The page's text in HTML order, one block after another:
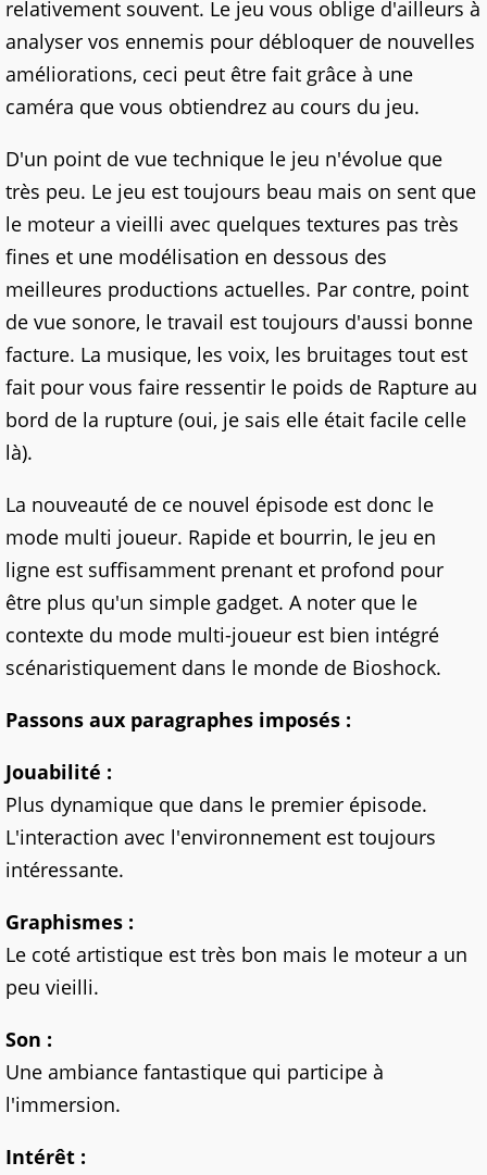
relativement souvent. Le jeu vous oblige d'ailleurs à
analyser vos ennemis pour débloquer de nouvelles
améliorations, ceci peut être fait grâce à une
caméra que vous obtiendrez au cours du jeu.
D'un point de vue technique le jeu n'évolue que
très peu. Le jeu est toujours beau mais on sent que
le moteur a vieilli avec quelques textures pas très
fines et une modélisation en dessous des
meilleures productions actuelles. Par contre, point
de vue sonore, le travail est toujours d'aussi bonne
facture. La musique, les voix, les bruitages tout est
fait pour vous faire ressentir le poids de Rapture au
bord de la rupture (oui, je sais elle était facile celle
là).
La nouveauté de ce nouvel épisode est donc le
mode multi joueur. Rapide et bourrin, le jeu en
ligne est suffisamment prenant et profond pour
être plus qu'un simple gadget. A noter que le
contexte du mode multi-joueur est bien intégré
scénaristiquement dans le monde de Bioshock.
Passons aux paragraphes imposés :
Jouabilité :
Plus dynamique que dans le premier épisode.
L'interaction avec l'environnement est toujours
intéressante.
Graphismes :
Le coté artistique est très bon mais le moteur a un
peu vieilli.
Son :
Une ambiance fantastique qui participe à
l'immersion.
Intérêt :